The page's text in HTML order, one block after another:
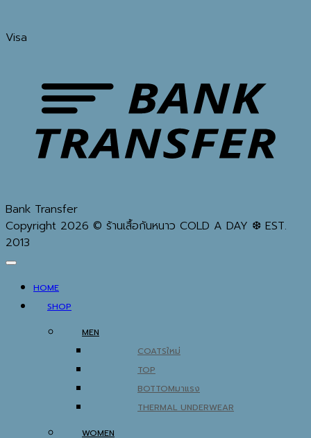
Visa
Bank Transfer
Copyright 2026 © ร้านเสื้อกันหนาว COLD A DAY ❆ EST.
2013
HOME
SHOP
MEN
COATS
TOP
BOTTOM
THERMAL UNDERWEAR
WOMEN